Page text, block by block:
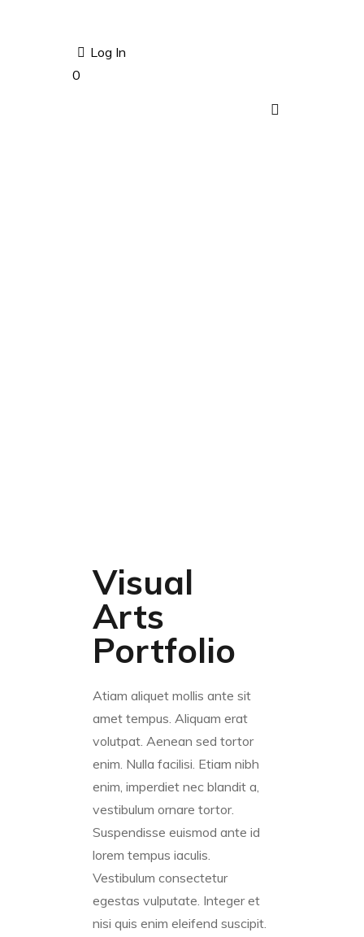
Log In
0
Visual
Arts
Portfolio
Atiam aliquet mollis ante sit
amet tempus. Aliquam erat
volutpat. Aenean sed tortor
enim. Nulla facilisi. Etiam nibh
enim, imperdiet nec blandit a,
vestibulum ornare tortor.
Suspendisse euismod ante id
lorem tempus iaculis.
Vestibulum consectetur
egestas vulputate. Integer et
nisi quis enim eleifend suscipit.